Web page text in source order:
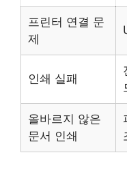
프린터 연결 문
제
인쇄 실패
올바르지 않은
문서 인쇄